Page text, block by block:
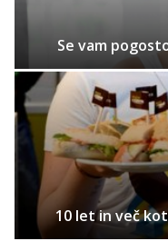
Se vam
10 let in več